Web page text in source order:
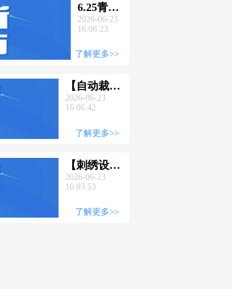
6.25青岛
见！
东纺织
应链博
览会同
期活动
鲜出炉
2026-06-23
16:08:23
了解更多>>
【自动裁
床】企业集
响“北方智
音；
2026CSITE
山东纺博会
27共赴盛会
2026-06-23
16:06:42
了解更多>>
【刺绣设
备】企业集
2026CSITE
2026-06-23
16:03:53
了解更多>>